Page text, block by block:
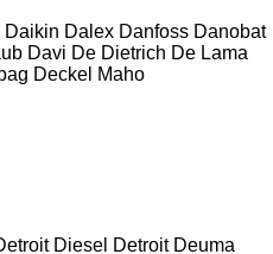
Daikin Dalex Danfoss Danobat
Davi De Dietrich De Lama
Deckel Maho
Diesel Detroit Deuma